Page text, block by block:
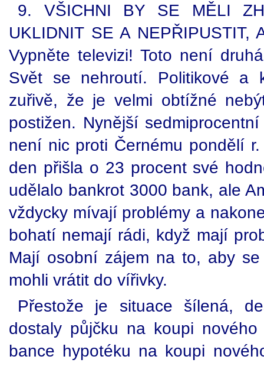
9. VŠICHNI BY SE MĚLI
UKLIDNIT SE A NEPŘIPUSTIT,
Vypněte televizi! Toto není
Svět se nehroutí. Politikové a
zuřivě, že je velmi obtížné
postižen. Nynější
není nic proti Černému pondělí
den přišla o 23 procent své
udělalo bankrot 3000 bank, ale
vždycky mívají problémy a
bohatí nemají rádi, když mají
Mají osobní zájem na to, aby
mohli vrátit do vířivky.
Přestože je situace šílená,
dostaly půjčku na koupi
bance hypotéku na koupi